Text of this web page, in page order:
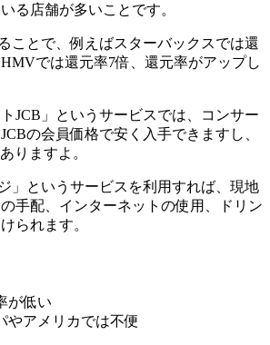
る店舗が多いことです。
ことで、例えばスターバックスでは還
では還元率7倍、還元率がアップし
JCB」というサービスでは、コンサー
の会員価格で安く入手できますし、
りますよ。
」というサービスを利用すれば、現地
手配、インターネットの使用、ドリン
られます。
が低い
やアメリカでは不便